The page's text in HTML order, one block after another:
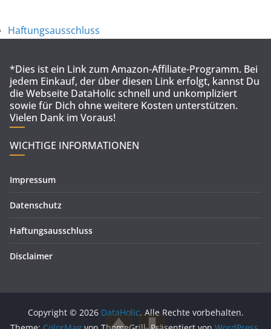
Haftungsausschluss
*Dies ist ein Link zum Amazon-Affiliate-Programm. Bei
jedem Einkauf, der über diesen Link erfolgt, kannst Du
die Webseite DataHolic schnell und unkompliziert
sowie für Dich ohne weitere Kosten unterstützen.
Vielen Dank im Voraus!
WICHTIGE INFORMATIONEN
Impressum
Datenschutz
Haftungsausschluss
Disclaimer
Copyright © 2026 DataHolic. Alle Rechte vorbehalten.